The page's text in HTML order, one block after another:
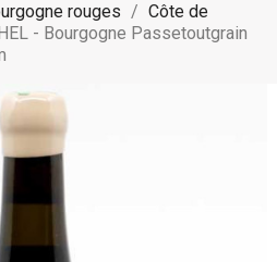
rouges
Côte de
- Bourgogne Passetoutgrain